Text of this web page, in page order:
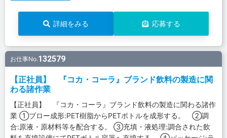
詳細をみる 応募する
お仕事No.132579
【正社員】 『コカ・コーラ』ブランド飲料の製造に関
わる諸作業
【正社員】 『コカ・コーラ』ブランド飲料の製造に関わる諸作
業 ①ブロー成形:PET樹脂からPETボトルを成形する。 ②調
合:原液・原材料等を配合する。 ③充填・液処理:調合された飲